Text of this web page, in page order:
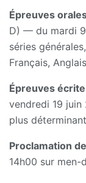
Épreuves
D) — du mardi 9
séries
Français,
Épreuves
vendredi 19 juin
plus
Proclamation
14h00 sur men-